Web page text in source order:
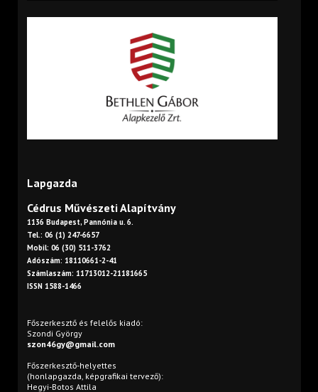
Lapgazda
Cédrus Művészeti Alapítvány
1136 Budapest, Pannónia u. 6.
Tel.: 06 (1) 247-6657
Mobil: 06 (30) 511-3762
Adószám: 18110661-2-41
Számlaszám: 11713012-21181665
ISSN 1588-1466
Főszerkesztő és felelős kiadó:
Szondi György
szon46gy@gmail.com
Főszerkesztő-helyettes
(honlapgazda, képgrafikai tervező):
Hegyi-Botos Attila